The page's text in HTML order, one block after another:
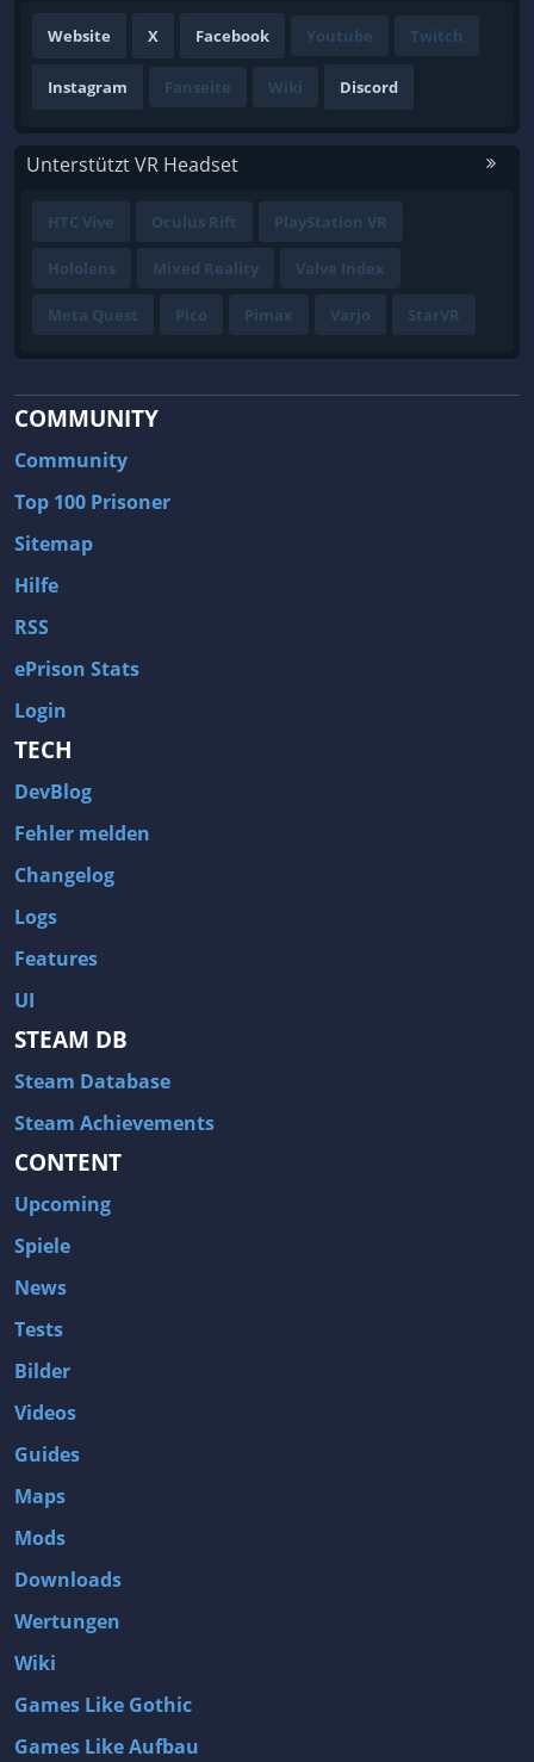
Website X Facebook Youtube Twitch
Instagram Fanseite Wiki Discord
Unterstützt VR Headset
HTC Vive Oculus Rift PlayStation VR
Hololens Mixed Reality Valve Index
Meta Quest Pico Pimax Varjo StarVR
COMMUNITY
Community
Top 100 Prisoner
Sitemap
Hilfe
RSS
ePrison Stats
Login
TECH
DevBlog
Fehler melden
Changelog
Logs
Features
UI
STEAM DB
Steam Database
Steam Achievements
CONTENT
Upcoming
Spiele
News
Tests
Bilder
Videos
Guides
Maps
Mods
Downloads
Wertungen
Wiki
Games Like Gothic
Games Like Aufbau